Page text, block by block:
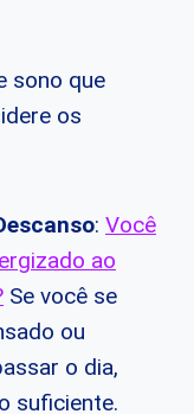
sono que
os
: Você
ao
Se você se
ou
o dia,
suficiente.